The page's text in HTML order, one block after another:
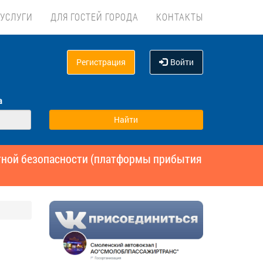
УСЛУГИ ДЛЯ ГОСТЕЙ ГОРОДА КОНТАКТЫ
Регистрация Войти
безопасности (платформы прибытия